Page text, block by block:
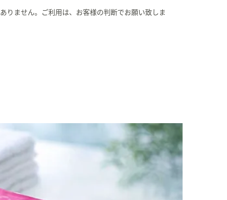
りません。ご利用は、お客様の判断でお願い致しま